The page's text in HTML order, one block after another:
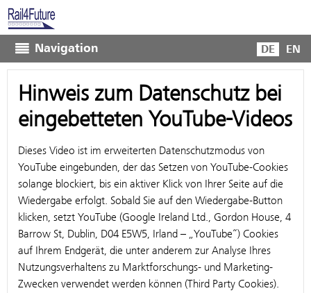
Navigation DE EN
Hinweis zum Datenschutz bei
eingebetteten YouTube-Videos
Dieses Video ist im erweiterten Datenschutzmodus von
YouTube eingebunden, der das Setzen von YouTube-Cookies
solange blockiert, bis ein aktiver Klick von Ihrer Seite auf die
Wiedergabe erfolgt. Sobald Sie auf den Wiedergabe-Button
klicken, setzt YouTube (Google Ireland Ltd., Gordon House, 4
Barrow St, Dublin, D04 E5W5, Irland – „YouTube“) Cookies
auf Ihrem Endgerät, die unter anderem zur Analyse Ihres
Nutzungsverhaltens zu Marktforschungs- und Marketing-
Zwecken verwendet werden können (Third Party Cookies).